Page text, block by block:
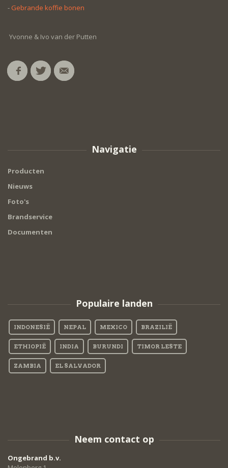
- Gebrande koffie bonen
Yvonne & Ivo van der Putten
Navigatie
Producten
Nieuws
Foto's
Brandservice
Documenten
Populaire landen
INDONESIË NEPAL MEXICO BRAZILIË
ETHIOPIË INDIA BURUNDI TIMOR LESTE
ZAMBIA EL SALVADOR
Neem contact op
Ongebrand b.v.